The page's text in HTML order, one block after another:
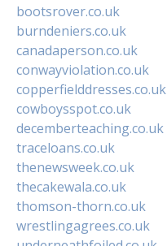
bootsrover.co.uk
burndeniers.co.uk
canadaperson.co.uk
conwayviolation.co.uk
copperfielddresses.co.uk
cowboysspot.co.uk
decemberteaching.co.uk
traceloans.co.uk
thenewsweek.co.uk
thecakewala.co.uk
thomson-thorn.co.uk
wrestlingagrees.co.uk